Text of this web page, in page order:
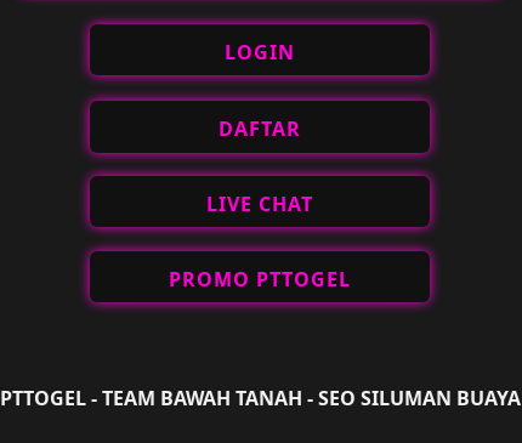
LOGIN
DAFTAR
LIVE CHAT
PROMO PTTOGEL
PTTOGEL - TEAM BAWAH TANAH - SEO SILUMAN BUAYA